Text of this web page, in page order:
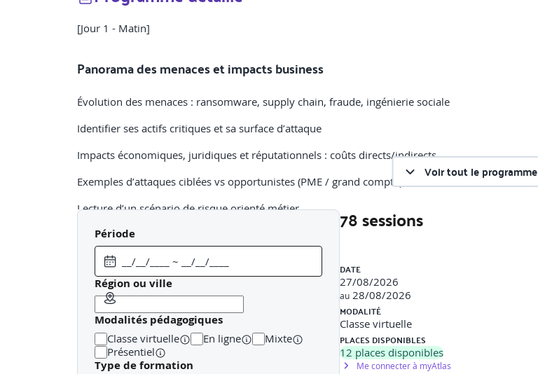
[Jour 1 - Matin]
Panorama des menaces et impacts business
Évolution des menaces : ransomware, supply chain, fraude, ingénierie sociale
Identifier ses actifs critiques et sa surface d’attaque
Impacts économiques, juridiques et réputationnels : coûts directs/indirects
Exemples d’attaques ciblées vs opportunistes (PME / grand compte)
Lecture d’un scénario de risque orienté métier
Atelier pratique
Gouvernance, rôles et responsabilités
Aligner la stratégie cyber avec la stratégie d’entreprise
Rôles du COMEX, DSI, RSSI, métiers et prestataires
Voir tout le programme
Période
Région ou ville
Modalités pédagogiques
Classe virtuelle En ligne
Mixte
Présentiel
Type de formation
78 sessions
DATE
27/08/2026
au 28/08/2026
MODALITÉ
Classe virtuelle
PLACES DISPONIBLES
12 places disponibles
Me connecter à myAtlas